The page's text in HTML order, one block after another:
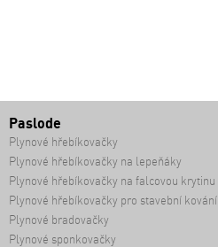
Paslode
Plynové hřebíkovačky
Plynové hřebíkovačky na lepeňáky
Plynové hřebíkovačky na falcovou krytinu
Plynové hřebíkovačky pro stavební kování
Plynové bradovačky
Plynové sponkovačky